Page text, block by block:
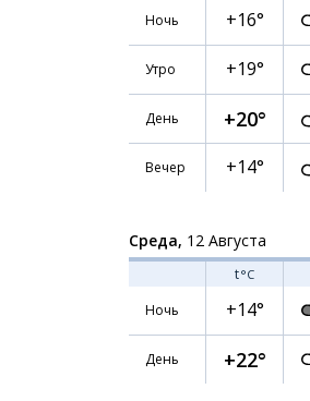
Ночь
+16°
Утро +19°
День +20°
Вечер +14°
Среда, 12 Августа
t°C
Ночь
+14°
День +22°